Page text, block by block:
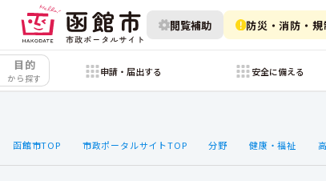
閲覧補助 防災・消防・規
目的
から探す
申請・届出する 安全に備える
函館市TOP 市政ポータルサイトTOP 分野 健康・福祉